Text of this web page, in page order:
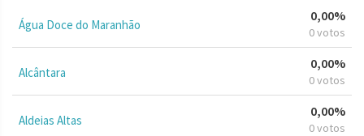
Água Doce do Maranhão
0,00%
0 votos
Alcântara
0,00%
0 votos
Aldeias Altas
0,00%
0 votos